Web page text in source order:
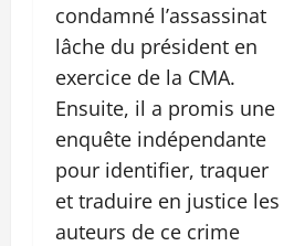
condamné l’assassinat
lâche du président en
exercice de la CMA.
Ensuite, il a promis une
enquête indépendante
pour identifier, traquer
et traduire en justice les
auteurs de ce crime